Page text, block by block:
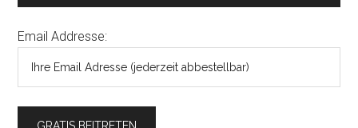
Email Addresse: